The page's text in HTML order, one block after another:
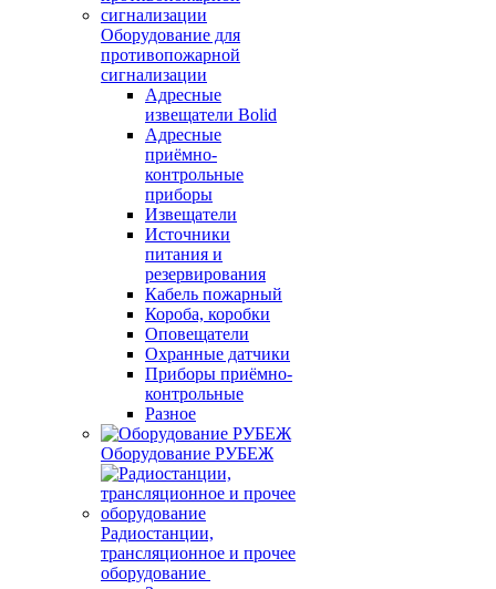
Оборудование для
противопожарной
сигнализации
Адресные
извещатели Bolid
Адресные
приёмно-
контрольные
приборы
Извещатели
Источники
питания и
резервирования
Кабель пожарный
Короба, коробки
Оповещатели
Охранные датчики
Приборы приёмно-
контрольные
Разное
Оборудование РУБЕЖ
Радиостанции,
трансляционное и прочее
оборудование